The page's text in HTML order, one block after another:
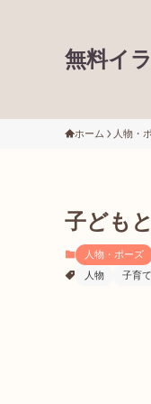
無料イ
ホーム 人物・
子ども
人物・ポーズ
人物
子育て